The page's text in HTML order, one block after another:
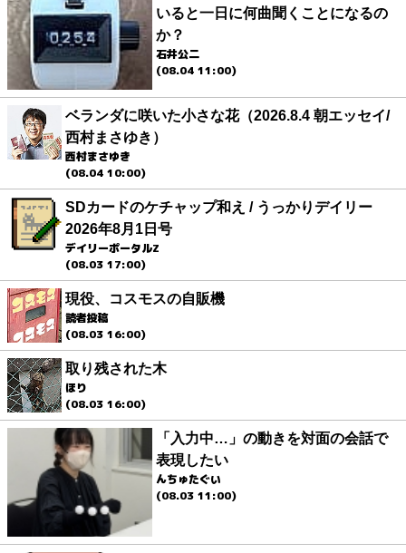
いると一日に何曲聞くことになるの
か？
石井公二
(08.04 11:00)
ベランダに咲いた小さな花（2026.8.4 朝エッセイ/
西村まさゆき）
西村まさゆき
(08.04 10:00)
SDカードのケチャップ和え / うっかりデイリー
2026年8月1日号
デイリーポータルZ
(08.03 17:00)
現役、コスモスの自販機
読者投稿
(08.03 16:00)
取り残された木
ほり
(08.03 16:00)
「入力中…」の動きを対面の会話で
表現したい
んちゅたぐい
(08.03 11:00)